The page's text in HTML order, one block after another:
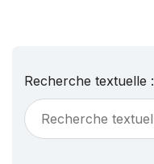
Recherche textuelle :